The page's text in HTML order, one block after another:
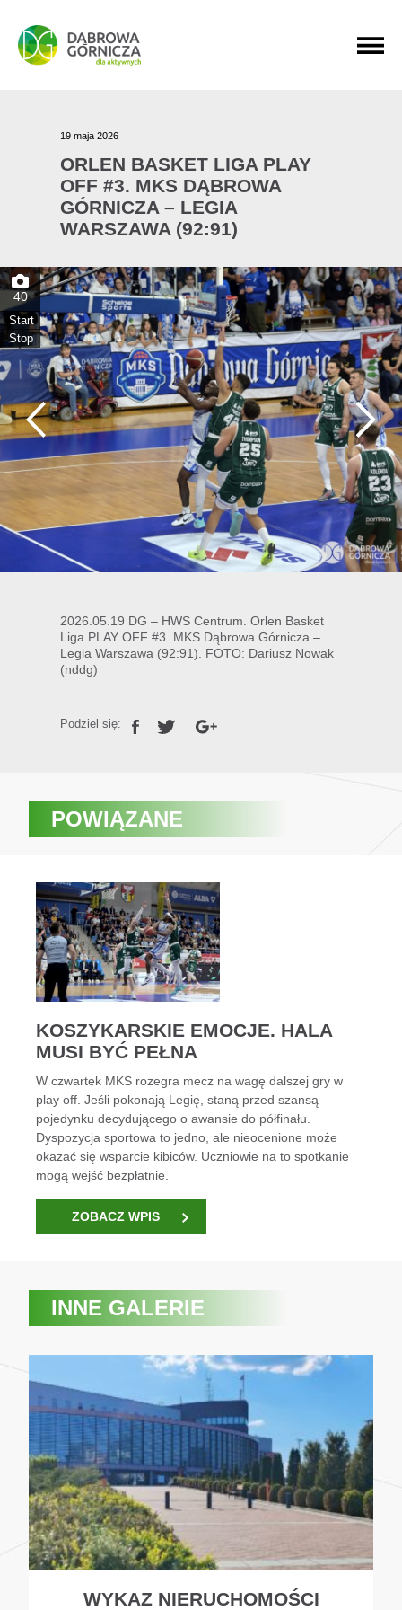
PRZEJDŹ DO MENU GŁÓWNEGO
PRZEJDŹ DO WYSZUKIWARKI
PRZEJDŹ DO TREŚCI
19 maja 2026
ORLEN BASKET LIGA PLAY
OFF #3. MKS DĄBROWA
GÓRNICZA – LEGIA
WARSZAWA (92:91)
40
Start
Stop
2026.05.19 DG – HWS Centrum. Orlen Basket
Liga PLAY OFF #3. MKS Dąbrowa Górnicza –
Legia Warszawa (92:91). FOTO: Dariusz Nowak
(nddg)
Podziel się:
POWIĄZANE
KOSZYKARSKIE EMOCJE. HALA
MUSI BYĆ PEŁNA
W czwartek MKS rozegra mecz na wagę dalszej gry w
play off. Jeśli pokonają Legię, staną przed szansą
pojedynku decydującego o awansie do półfinału.
Dyspozycja sportowa to jedno, ale nieocenione może
okazać się wsparcie kibiców. Uczniowie na to spotkanie
mogą wejść bezpłatnie.
ZOBACZ WPIS
INNE GALERIE
WYKAZ NIERUCHOMOŚCI